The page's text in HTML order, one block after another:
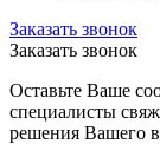
Заказать звонок
Заказать звонок
Оставьте Ваше
специалисты
решения Вашего